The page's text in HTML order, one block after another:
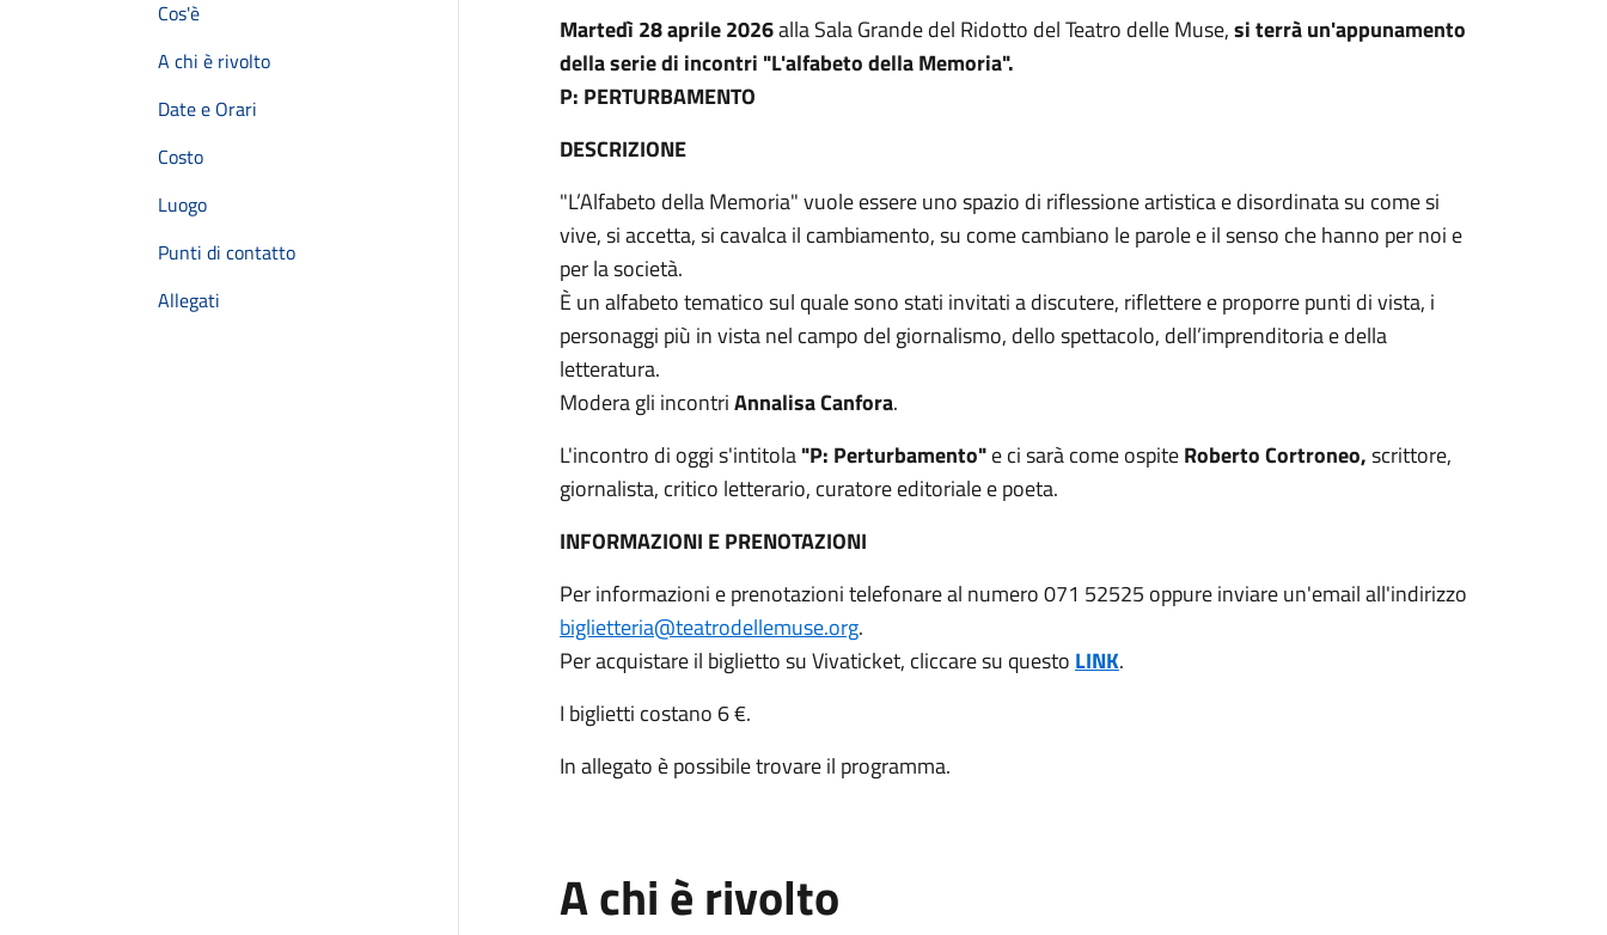
Cos'è
A chi è rivolto
Date e Orari
Costo
Luogo
Punti di contatto
Allegati
Martedì 28 aprile 2026alla Sala Grande del Ridotto del Teatro delle Muse,si terrà un'appunamento
della serie di incontri "L'alfabeto della Memoria".
P: PERTURBAMENTO
DESCRIZIONE
"L’Alfabeto della Memoria" vuole essere uno spazio di riflessione artistica e disordinata su come si
vive, si accetta, si cavalca il cambiamento, su come cambiano le parole e il senso che hanno per noi e
per la società.
È un alfabeto tematico sul quale sono stati invitati a discutere, riflettere e proporre punti di vista, i
personaggi più in vista nel campo del giornalismo, dello spettacolo, dell’imprenditoria e della
letteratura.
Modera gli incontriAnnalisa Canfora.
L'incontro di oggi s'intitola"P: Perturbamento"e ci sarà come ospiteRoberto Cortroneo,scrittore,
giornalista, critico letterario, curatore editoriale e poeta.
INFORMAZIONI E PRENOTAZIONI
Per informazioni e prenotazioni telefonare al numero 071 52525 oppure inviare un'email all'indirizzo
biglietteria@teatrodellemuse.org.
Per acquistare il biglietto su Vivaticket, cliccare su questo LINK.
I biglietti costano 6 €.
In allegato è possibile trovare il programma.
A chi è rivolto